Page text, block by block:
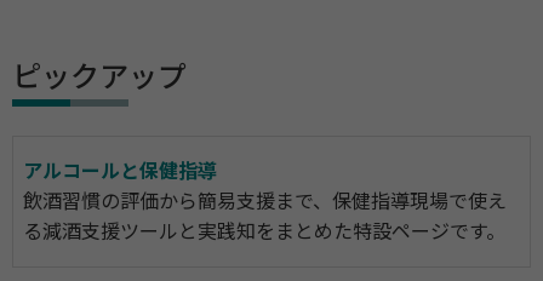
ピックアップ
アルコールと保健指導
飲酒習慣の評価から簡易支援まで、保健指導現場で使え
る減酒支援ツールと実践知をまとめた特設ページです。